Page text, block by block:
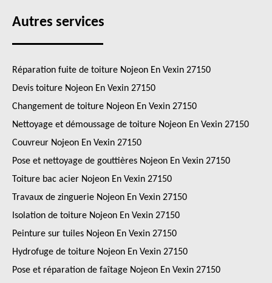
Autres services
Réparation fuite de toiture Nojeon En Vexin 27150
Devis toiture Nojeon En Vexin 27150
Changement de toiture Nojeon En Vexin 27150
Nettoyage et démoussage de toiture Nojeon En Vexin 27150
Couvreur Nojeon En Vexin 27150
Pose et nettoyage de gouttières Nojeon En Vexin 27150
Toiture bac acier Nojeon En Vexin 27150
Travaux de zinguerie Nojeon En Vexin 27150
Isolation de toiture Nojeon En Vexin 27150
Peinture sur tuiles Nojeon En Vexin 27150
Hydrofuge de toiture Nojeon En Vexin 27150
Pose et réparation de faîtage Nojeon En Vexin 27150